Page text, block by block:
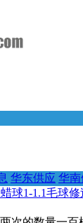
华东供应 华南
球1-1.1毛球